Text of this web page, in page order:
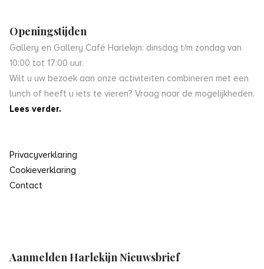
Openingstijden
Gallery en Gallery Café Harlekijn: dinsdag t/m zondag van
10:00 tot 17:00 uur.
Wilt u uw bezoek aan onze activiteiten combineren met een
lunch of heeft u iets te vieren? Vraag naar de mogelijkheden.
Lees verder.
Privacyverklaring
Cookieverklaring
Contact
Aanmelden Harlekijn Nieuwsbrief